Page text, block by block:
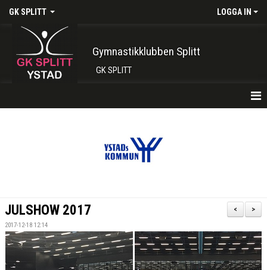
GK SPLITT LOGGA IN
Gymnastikklubben Splitt
GK SPLITT
INTRESSEANMÄLAN
SHOP
>
<
JULSHOW 2017
2017-12-18 12:14